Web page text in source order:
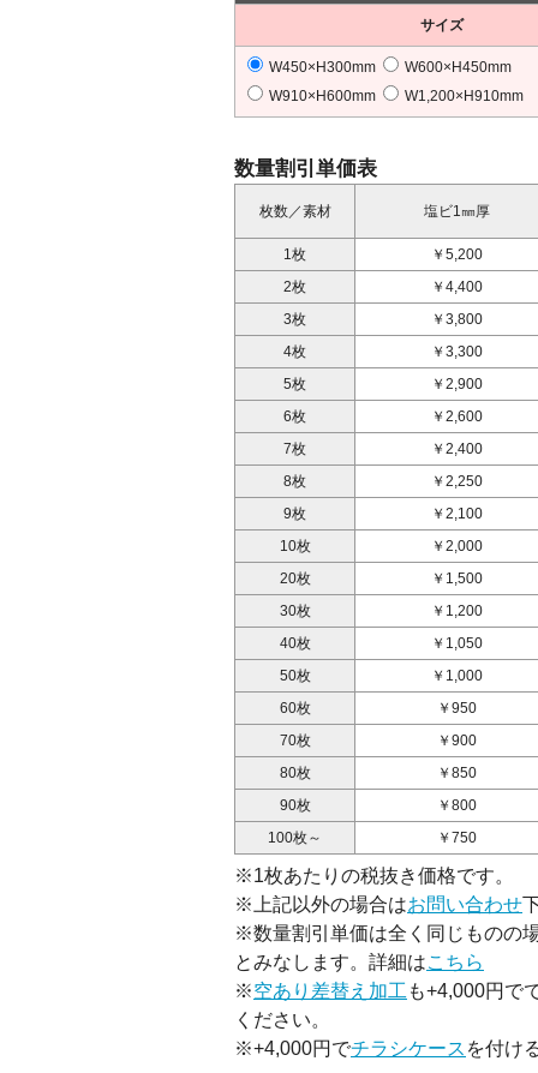
サイズ
W450×H300mm
W600×H450mm
W910×H600mm
W1,200×H910mm
数量割引単価表
枚数／素材 塩ビ1㎜厚
1枚
￥5,200
2枚
￥4,400
3枚
￥3,800
4枚
￥3,300
5枚
￥2,900
6枚
￥2,600
7枚
￥2,400
8枚
￥2,250
9枚
￥2,100
10枚
￥2,000
20枚
￥1,500
30枚
￥1,200
40枚
￥1,050
50枚
￥1,000
60枚
￥950
70枚
￥900
80枚
￥850
90枚
￥800
100枚～
￥750
※1枚あたりの税抜き価格です。
※上記以外の場合はお問い合わせ
※数量割引単価は全く同じものの
とみなします。詳細はこちら
※空あり差替え加工 も+4,000円で
ください。
※+4,000円でチラシケース を付け